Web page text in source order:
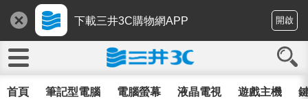
下載三井3C購物網APP 開啟
首頁 筆記型電腦 電腦螢幕 液晶電視 遊戲主機